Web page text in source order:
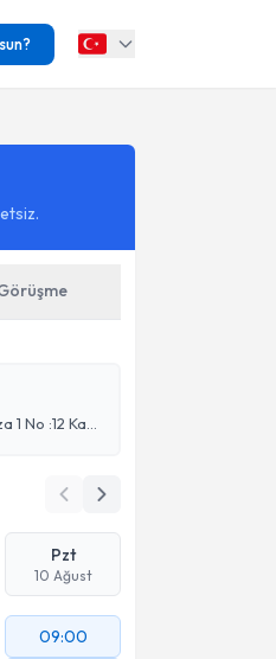
Pzt
10 Ağust
09:00